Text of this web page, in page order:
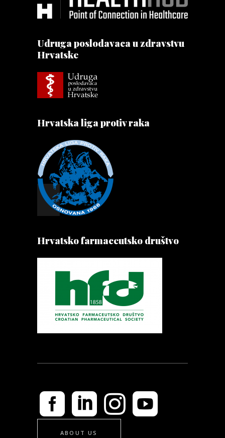
Udruga poslodavaca u zdravstvu
Hrvatske
Hrvatska liga protiv raka
Hrvatsko farmaceutsko društvo
ABOUT US